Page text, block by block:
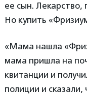
ее сын. Лекарство,
Но купить
«Мама нашла
мама пришла на
квитанции и
полиции и